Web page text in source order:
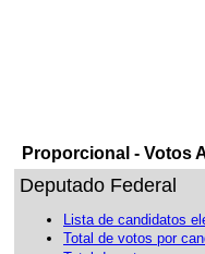
Proporcional - Votos
Deputado Federal
Lista de candidatos
Total de votos por